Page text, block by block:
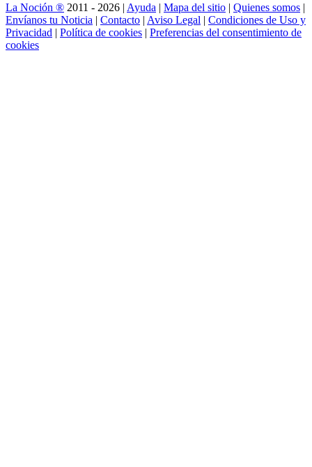
La Noción ® 2011 - 2026 | Ayuda | Mapa del sitio | Quienes somos |
Envíanos tu Noticia | Contacto | Aviso Legal | Condiciones de Uso y
Privacidad | Política de cookies | Preferencias del consentimiento de
cookies